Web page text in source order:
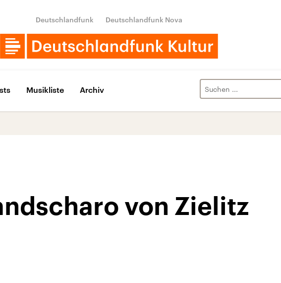
Deutschlandfunk Deutschlandfunk Nova
Musikliste Archiv
von Zielitz